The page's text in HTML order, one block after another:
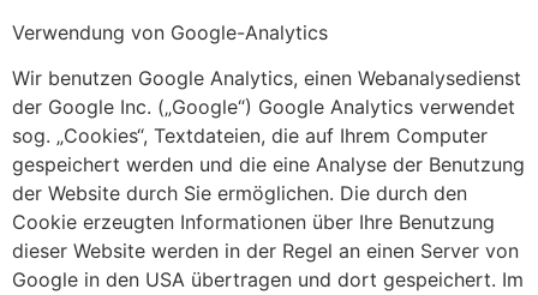
Verwendung von Google-Analytics
Wir benutzen Google Analytics, einen Webanalysedienst
der Google Inc. („Google“) Google Analytics verwendet
sog. „Cookies“, Textdateien, die auf Ihrem Computer
gespeichert werden und die eine Analyse der Benutzung
der Website durch Sie ermöglichen. Die durch den
Cookie erzeugten Informationen über Ihre Benutzung
dieser Website werden in der Regel an einen Server von
Google in den USA übertragen und dort gespeichert. Im